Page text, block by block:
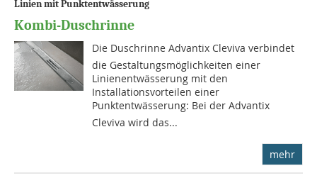
Linien mit Punktentwässerung
Kombi-Duschrinne
Die Duschrinne Advantix Cleviva verbindet
die Gestaltungsmöglichkeiten einer
Linienentwässerung mit den
Installationsvorteilen einer
Punktentwässerung: Bei der Advantix
Cleviva wird das...
mehr